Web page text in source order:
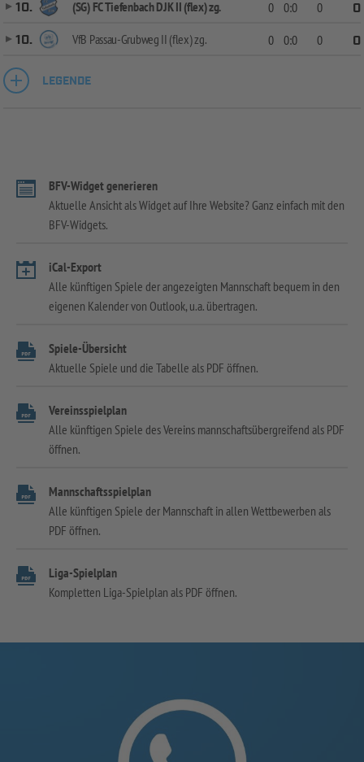
10.
(SG) FC Tiefenbach DJK II (flex) zg. 0 0:0 0
0
10.
VfB Passau-Grubweg II (flex) zg. 0 0:0 0 0
LEGENDE
BFV-Widget generieren
Aktuelle Ansicht als Widget auf Ihre Website? Ganz einfach mit den
BFV-Widgets.
iCal-Export
Alle künftigen Spiele der angezeigten Mannschaft bequem in den
eigenen Kalender von Outlook, u.a. übertragen.
Spiele-Übersicht
Aktuelle Spiele und die Tabelle als PDF öffnen.
Vereinsspielplan
Alle künftigen Spiele des Vereins mannschaftsübergreifend als PDF
öffnen.
Mannschaftsspielplan
Alle künftigen Spiele der Mannschaft in allen Wettbewerben als
PDF öffnen.
Liga-Spielplan
Kompletten Liga-Spielplan als PDF öffnen.